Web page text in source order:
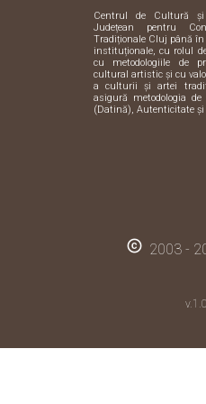
Centrul de Cultură și
Județean pentru
Tradiționale Cluj până
instituționale, cu rolul
cu metodologiile de
cultural artistic și cu
a culturii și artei
asigură metodologia
(Datină), Autenticitate
copyright 2003 -